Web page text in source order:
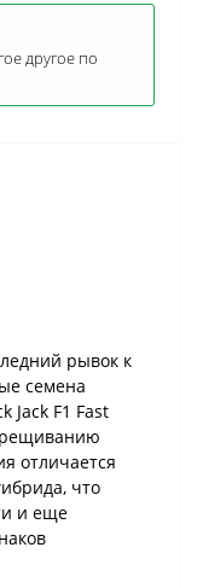
другое по
рывок к
семена
Jack F1 Fast
отличается
что
и еще